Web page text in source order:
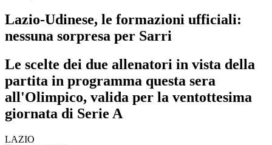
Lazio-Udinese, le formazioni ufficiali:
nessuna sorpresa per Sarri
Le scelte dei due allenatori in vista della
partita in programma questa sera
all'Olimpico, valida per la ventottesima
giornata di Serie A
LAZIO